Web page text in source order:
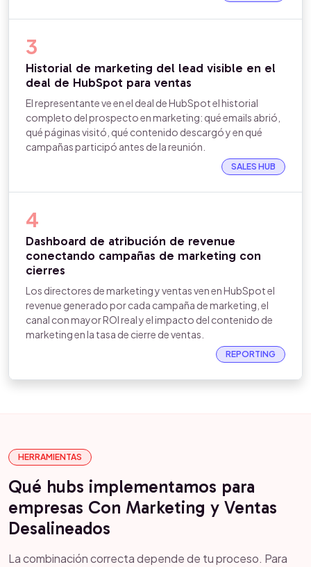
3
Historial de marketing del lead visible en el
deal de HubSpot para ventas
El representante ve en el deal de HubSpot el historial
completo del prospecto en marketing: qué emails abrió,
qué páginas visitó, qué contenido descargó y en qué
campañas participó antes de la reunión.
SALES HUB
4
Dashboard de atribución de revenue
conectando campañas de marketing con
cierres
Los directores de marketing y ventas ven en HubSpot el
revenue generado por cada campaña de marketing, el
canal con mayor ROI real y el impacto del contenido de
marketing en la tasa de cierre de ventas.
REPORTING
HERRAMIENTAS
Qué hubs implementamos para
empresas Con Marketing y Ventas
Desalineados
La combinación correcta depende de tu proceso. Para